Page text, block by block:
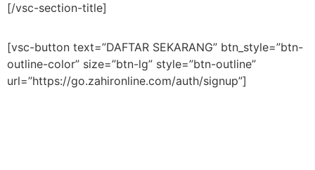
[/vsc-section-title]
[vsc-button text=”DAFTAR SEKARANG” btn_style=”btn-
outline-color” size=”btn-lg” style=”btn-outline”
url=”https://go.zahironline.com/auth/signup”]